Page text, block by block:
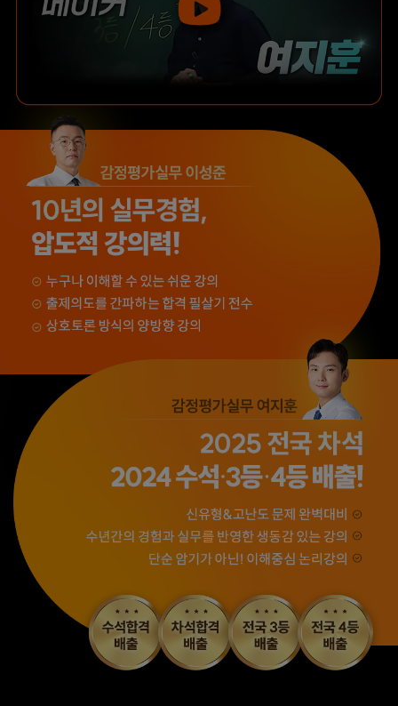
해커스에서 시작했으면
해커스에서 하라고
추천합니다.
합격생 김*훈님
해커스 여지훈
GS를 통해 넉넉한 실무
점수를 받으며 합격할 수
합격생 김*인님
해커스의 선생님들의
강의력이 너무 좋았어요.
덕분에 노베이스로
합격할 수 있었습니다.
직접 답안을 봐주시고
피드백 해주셔서 합격할
수 있었습니다.
해커스에서 시작했으면
않았을까 생각하고,
주변 분들에게도
해커스에서 하라고
합격생 김*훈님
해커스 여지훈
평가사님의 기출강의와
GS를 통해 넉넉한 실무
점수를 받으며 합격할 수
있었습니다.
합격생 김*인님
해커스의 선생님들의
해커스의 선생님들이